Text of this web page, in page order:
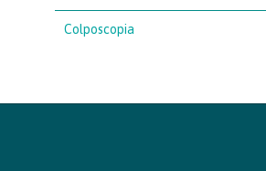
Colposcopia